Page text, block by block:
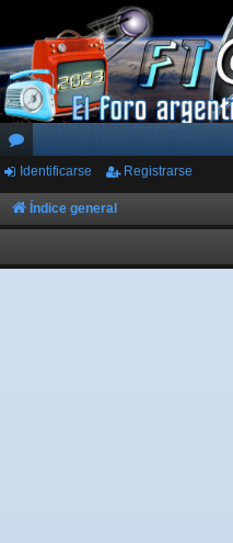
or
os
Identificarse Registrarse
Índice general